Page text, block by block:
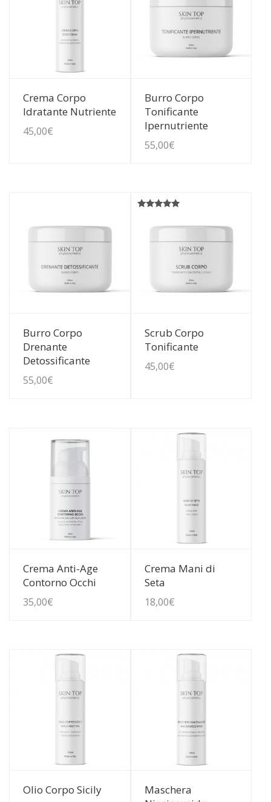
Guarda Dettagli
Crema Corpo
Idratante Nutriente
45,00€
Guarda Dettagli
Burro Corpo
Tonificante
Ipernutriente
55,00€
Guarda Dettagli
Burro Corpo
Drenante
Detossificante
55,00€
Guarda Dettagli
Scrub Corpo
Tonificante
45,00€
Guarda Dettagli
Crema Anti-Age
Contorno Occhi
35,00€
Guarda Dettagli
Crema Mani di
Seta
18,00€
Guarda Dettagli
Olio Corpo Sicily Guarda Dettagli
Maschera